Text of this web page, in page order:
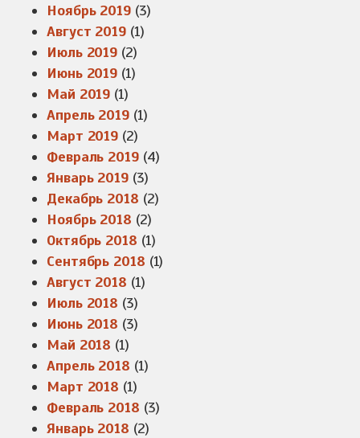
Ноябрь 2019(3)
Август 2019(1)
Июль 2019 (2)
Июнь 2019 (1)
Май 2019 (1)
Апрель 2019(1)
Март 2019 (2)
Февраль 2019(4)
Январь 2019(3)
Декабрь 2018 (2)
Ноябрь 2018 (2)
Октябрь 2018 (1)
Сентябрь 2018 (1)
Август 2018 (1)
Июль 2018 (3)
Июнь 2018 (3)
Май 2018 (1)
Апрель 2018 (1)
Март 2018 (1)
Февраль 2018 (3)
Январь 2018 (2)